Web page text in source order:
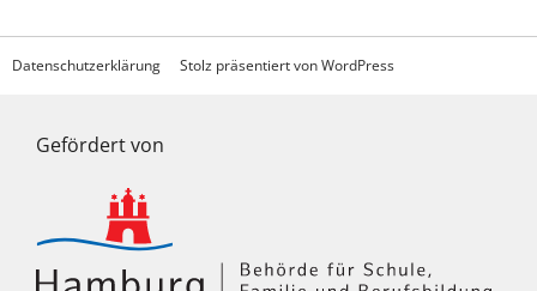
Datenschutzerklärung Stolz präsentiert von WordPress
Gefördert von